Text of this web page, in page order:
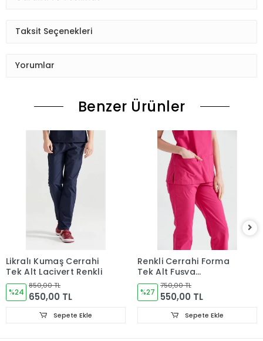
Taksit Seçenekleri
Yorumlar
Benzer Ürünler
Likralı Kumaş Cerrahi
Tek Alt Lacivert Renkli
%24
850,00 TL
650,00 TL
Sepete Ekle
Renkli Cerrahi Forma
Tek Alt Fuşya
Terikoton İnce Kumaş
Dr. Greys Kesim
%27
750,00 TL
550,00 TL
Sepete Ekle